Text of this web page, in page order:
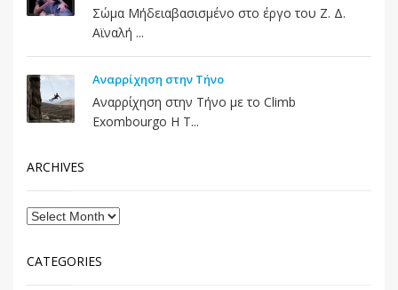
Σώμα Μήδειαβασισμένο στο έργο του Ζ. Δ.
Αϊναλή ...
Αναρρίχηση στην Τήνο
Αναρρίχηση στην Τήνο με το Climb
Exombourgo Η Τ...
ARCHIVES
CATEGORIES